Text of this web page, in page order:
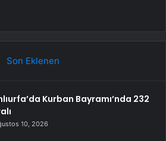
Son Eklenen
Kurban Bayramı’nda 232
10, 2026